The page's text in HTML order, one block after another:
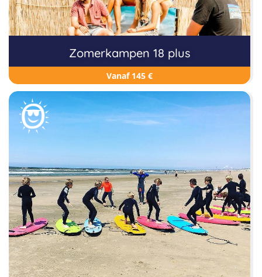
Zomerkampen 18 plus
Vanaf 145 €